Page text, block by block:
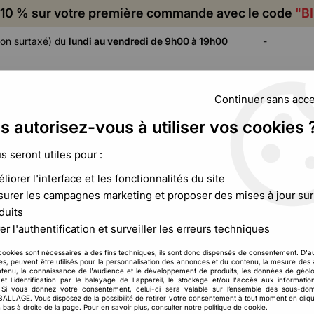
% sur votre première commande avec le code
surtaxé) du lundi au vendredi de 9h00 à 19h00 -
PROTECTION
ADHÉSIF,
plastique alimentaire
Sachet en Plastique Alimentaire
agroalimentaire, lesachet en plastique alimentairereste
et déclinable dans une infinité de formats, il répond
emballages plastique alimentaires est pensée pour couvrir
desacs fruits et légumespour votre rayon frais, desachets
approche plus écologique, notre catalogue vous offre la
Continuer sans
autorisez-vous à utiliser vos cookies
seront utiles pour :
l'interface et les fonctionnalités du site
les campagnes marketing et proposer des mises à jour
l'authentification et surveiller les erreurs techniques
sont nécessaires à des fins techniques, ils sont donc dispensés de consentement.
peuvent être utilisés pour la personnalisation des annonces et du contenu, la mesure des
la connaissance de l'audience et le développement de produits, les données de
l'identification par le balayage de l'appareil, le stockage et/ou l'accès aux
vous donnez votre consentement, celui-ci sera valable sur l’ensemble des sous-
Vous disposez de la possibilité de retirer votre consentement à tout moment en
bas à droite de la page. Pour en savoir plus, consulter notre politique de cookie.